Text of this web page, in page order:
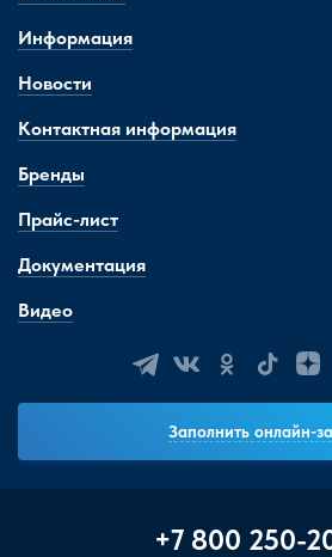
Информация
Новости
Контактная информация
Бренды
Прайс-лист
Документация
Видео
Заполнить онлайн-
+7 800 250-